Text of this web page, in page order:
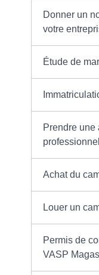
Donner un
votre
Étude de
Prendre une
Achat du
Louer un
Permis de
VASP